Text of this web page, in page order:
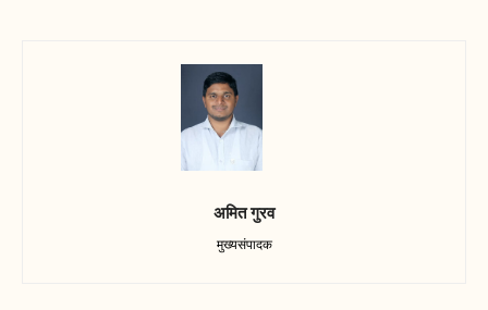
अमित गुरव
मुख्यसंपादक